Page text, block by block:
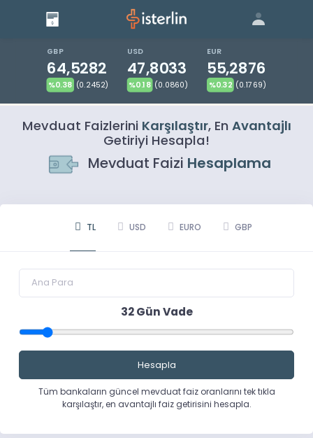
| Blog | Giriş
GBP
64,5282
%0.38 (0.2452)
USD
47,8033
%0.18 (0.0860)
EUR
55,2876
%0.32 (0.1769)
Mevduat Faizlerini Karşılaştır, En Avantajlı
Getiriyi Hesapla!
Mevduat Faizi Hesaplama
TL USD EURO GBP
32Gün Vade
Hesapla
Tüm bankaların güncel mevduat faiz oranlarını tek tıkla
karşılaştır, en avantajlı faiz getirisini hesapla.